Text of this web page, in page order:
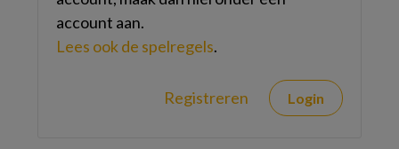
account aan.
Lees ook de spelregels.
Registreren Login